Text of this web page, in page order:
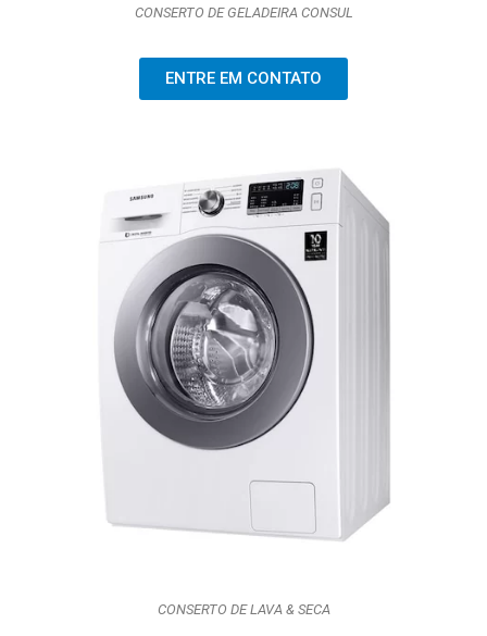
CONSERTO DE GELADEIRA CONSUL
ENTRE EM CONTATO
CONSERTO DE LAVA & SECA